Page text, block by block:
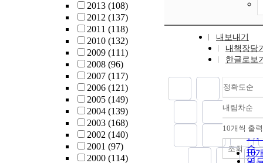
2013 (108)
2012 (137)
2011 (118)
2010 (132)
2009 (111)
2008 (96)
2007 (117)
2006 (121)
2005 (149)
2004 (139)
2003 (168)
2002 (140)
2001 (97)
2000 (114)
내보내기
내책장담
한글로보
정확도순
정
순
인
순
내림차순
내
10개씩 출력
10
조회